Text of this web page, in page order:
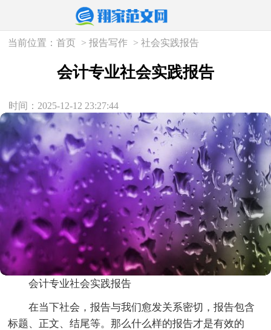
当前位置：首页 >报告写作 >社会实践报告
会计专业社会实践报告
时间：2025-12-12 23:27:44
会计专业社会实践报告
在当下社会，报告与我们愈发关系密切，报告包含
标题、正文、结尾等。那么什么样的报告才是有效的